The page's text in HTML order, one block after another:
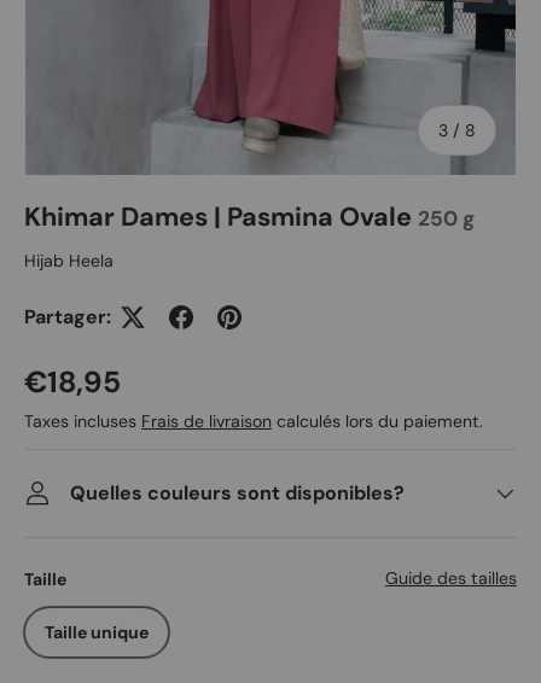
3 / de
8
Khimar Dames | Pasmina Ovale 250 g
Hijab Heela
Partager:
Prix habituel
€18,95
Taxes incluses Frais de livraison calculés lors du paiement.
Quelles couleurs sont disponibles?
Taille Guide des tailles
Taille unique